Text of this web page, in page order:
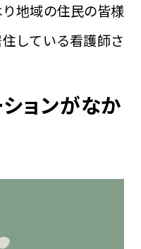
地域の住民の皆様
している看護師さ
ョンがなか